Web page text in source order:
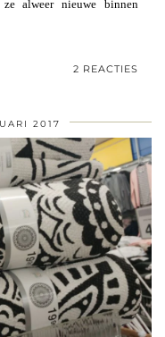
alweer nieuwe binnen
2 REACTIES
2017